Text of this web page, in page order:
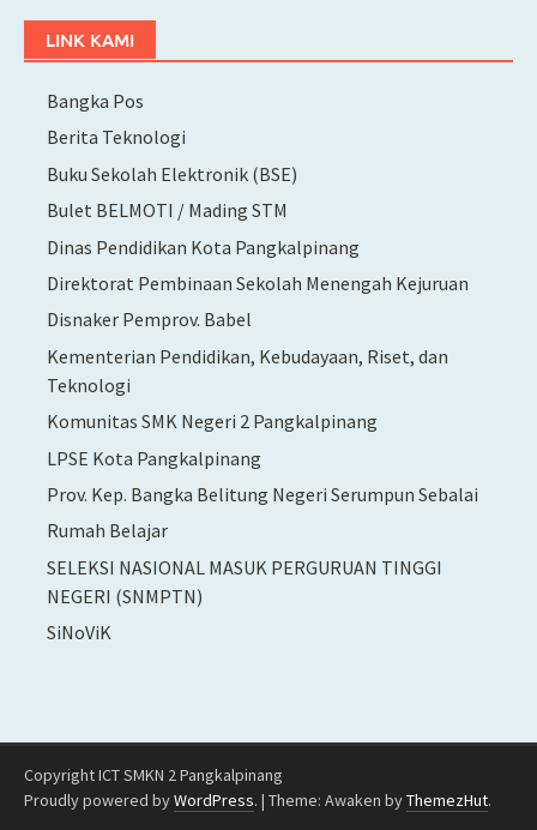
LINK KAMI
Bangka Pos
Berita Teknologi
Buku Sekolah Elektronik (BSE)
Bulet BELMOTI / Mading STM
Dinas Pendidikan Kota Pangkalpinang
Direktorat Pembinaan Sekolah Menengah Kejuruan
Disnaker Pemprov. Babel
Kementerian Pendidikan, Kebudayaan, Riset, dan
Teknologi
Komunitas SMK Negeri 2 Pangkalpinang
LPSE Kota Pangkalpinang
Prov. Kep. Bangka Belitung Negeri Serumpun Sebalai
Rumah Belajar
SELEKSI NASIONAL MASUK PERGURUAN TINGGI
NEGERI (SNMPTN)
SiNoViK
Copyright ICT SMKN 2 Pangkalpinang
Proudly powered byWordPress. | Theme: Awaken byThemezHut.